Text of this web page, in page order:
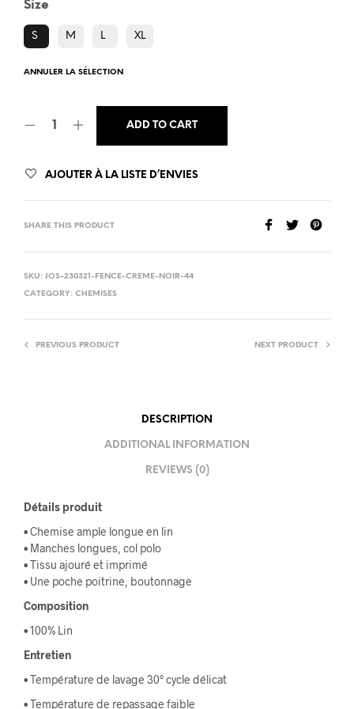
Size
S M L XL
ANNULER LA SÉLECTION
ADD TO CART
AJOUTER À LA LISTE D’ENVIES
SHARE THIS PRODUCT
SKU: JOS-230321-FENCE-CREME-NOIR-44
CATEGORY: CHEMISES
PREVIOUS PRODUCT NEXT PRODUCT
DESCRIPTION
ADDITIONAL INFORMATION
REVIEWS (0)
Détails produit
• Chemise ample longue en lin
• Manches longues, col polo
• Tissu ajouré et imprimé
• Une poche poitrine, boutonnage
Composition
• 100% Lin
Entretien
• Température de lavage 30° cycle délicat
• Température de repassage faible